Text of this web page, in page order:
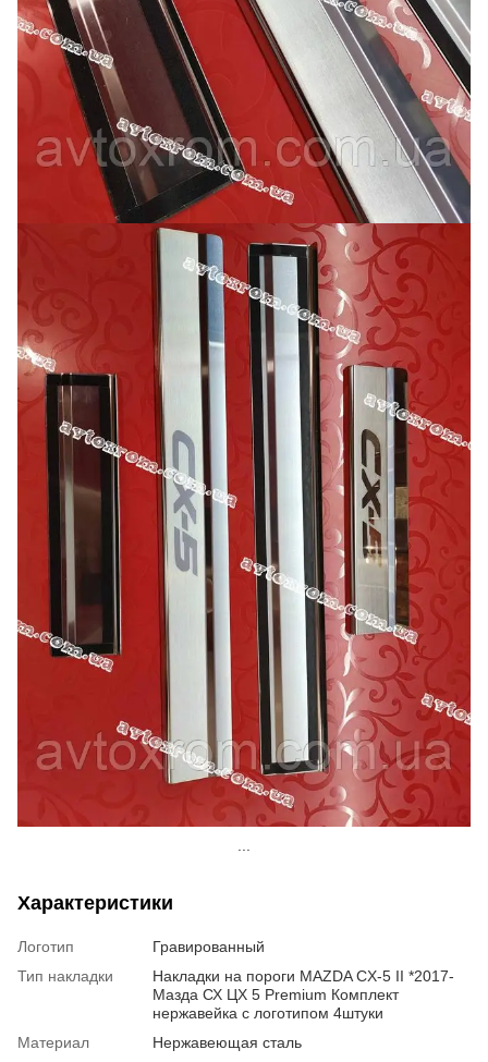
...
Характеристики
Логотип
Гравированный
Тип накладки
Накладки на пороги MAZDA CX-5 II *2017-
Мазда СХ ЦХ 5 Premium Комплект
нержавейка с логотипом 4штуки
Материал
Нержавеющая сталь